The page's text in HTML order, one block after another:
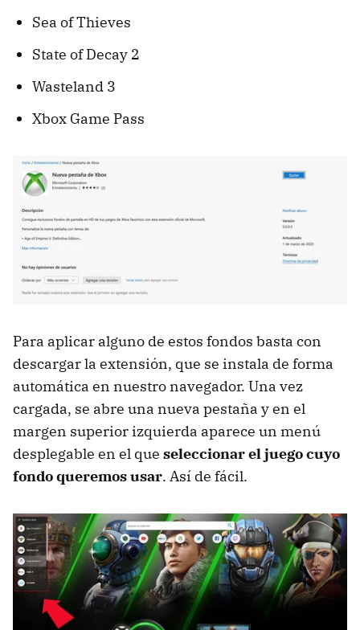
Sea of Thieves
State of Decay 2
Wasteland 3
Xbox Game Pass
Para aplicar alguno de estos fondos basta con
descargar la extensión, que se instala de forma
automática en nuestro navegador. Una vez
cargada, se abre una nueva pestaña y en el
margen superior izquierda aparece un menú
desplegable en el que seleccionar el juego cuyo
fondo queremos usar. Así de fácil.